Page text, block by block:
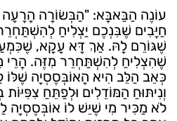
עוֹנֶה הַבַּאבָּא: "הַבְּשׂוֹרָה
חַיָּבִים שֶׁבִּנְכֶם יַצְלִיחַ
שֶׁגּוֹרֵם לָהּ. אַךְ דָּא עָקָא,
שֶׁהִצְלִיחַ לְהִשְׁתַּחְרֵר מִזֶּה. הֲרֵי
כְּאֵב הַלֵּב הִיא הָאוֹבְּסֶסְיָה שֶׁלּוֹ
וְנִיתּוּחַ הַמּוֹדֵלִים וּלְפַתֵּחַ
לֹא מַכִּיר מִי שֶׁיֵּשׁ לוֹ אוֹבְּסֶסְיָה